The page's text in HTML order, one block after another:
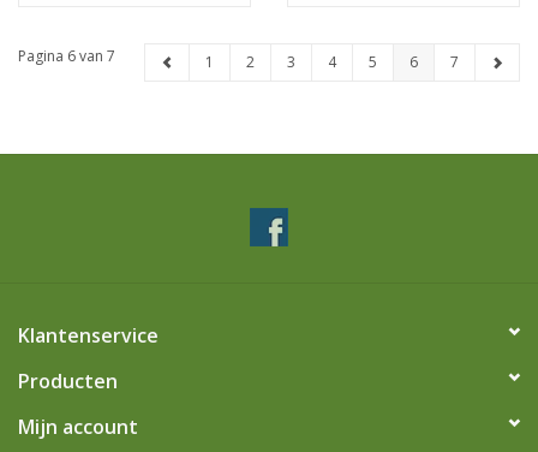
Pagina 6 van 7 1 2 3 4 5 6 7
Klantenservice
Producten
Mijn account